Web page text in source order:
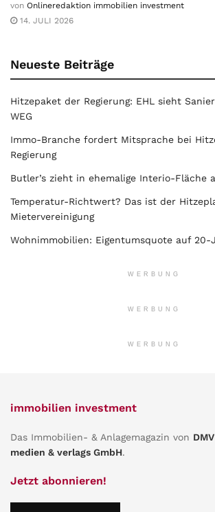
von Onlineredaktion immobilien investment
14. JULI 2026
Neueste Beiträge
Hitzepaket der Regierung: EHL sieht
WEG
Immo-Branche fordert Mitsprache bei
Regierung
Butler’s zieht in ehemalige Interio-Fläche
Temperatur-Richtwert? Das ist der
Mietervereinigung
Wohnimmobilien: Eigentumsquote auf 20-
WERBUNG
WERBUNG
WERBUNG
immobilien investment
Das Immobilien- & Anlagemagazin von
medien & verlags GmbH.
Jetzt abonnieren!